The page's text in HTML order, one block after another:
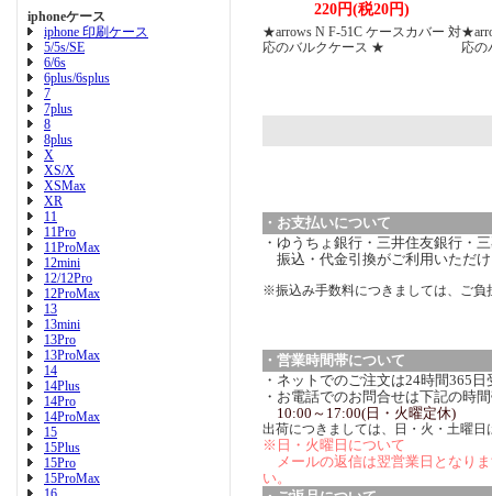
iphoneケース
iphone 印刷ケース
5/5s/SE
6/6s
6plus/6splus
7
7plus
8
8plus
X
XS/X
XSMax
XR
11
11Pro
11ProMax
12mini
12/12Pro
12ProMax
13
13mini
13Pro
13ProMax
14
14Plus
14Pro
14ProMax
15
15Plus
15Pro
15ProMax
220円(税20円)
★arrows N F-51C ケースカバー 対
応のバルクケース ★
応
・お支払いについて
・ゆうちょ銀行・三井住友銀行・
振込・代金引換がご利用いただ
※振込み手数料につきましては、ご負
・営業時間帯について
・ネットでのご注文は24時間365
・お電話でのお問合せは下記の時
10:00～17:00(日・火曜定休)
出荷につきましては、日・火・土曜日
※日・火曜日について
メールの返信は翌営業日となり
い。